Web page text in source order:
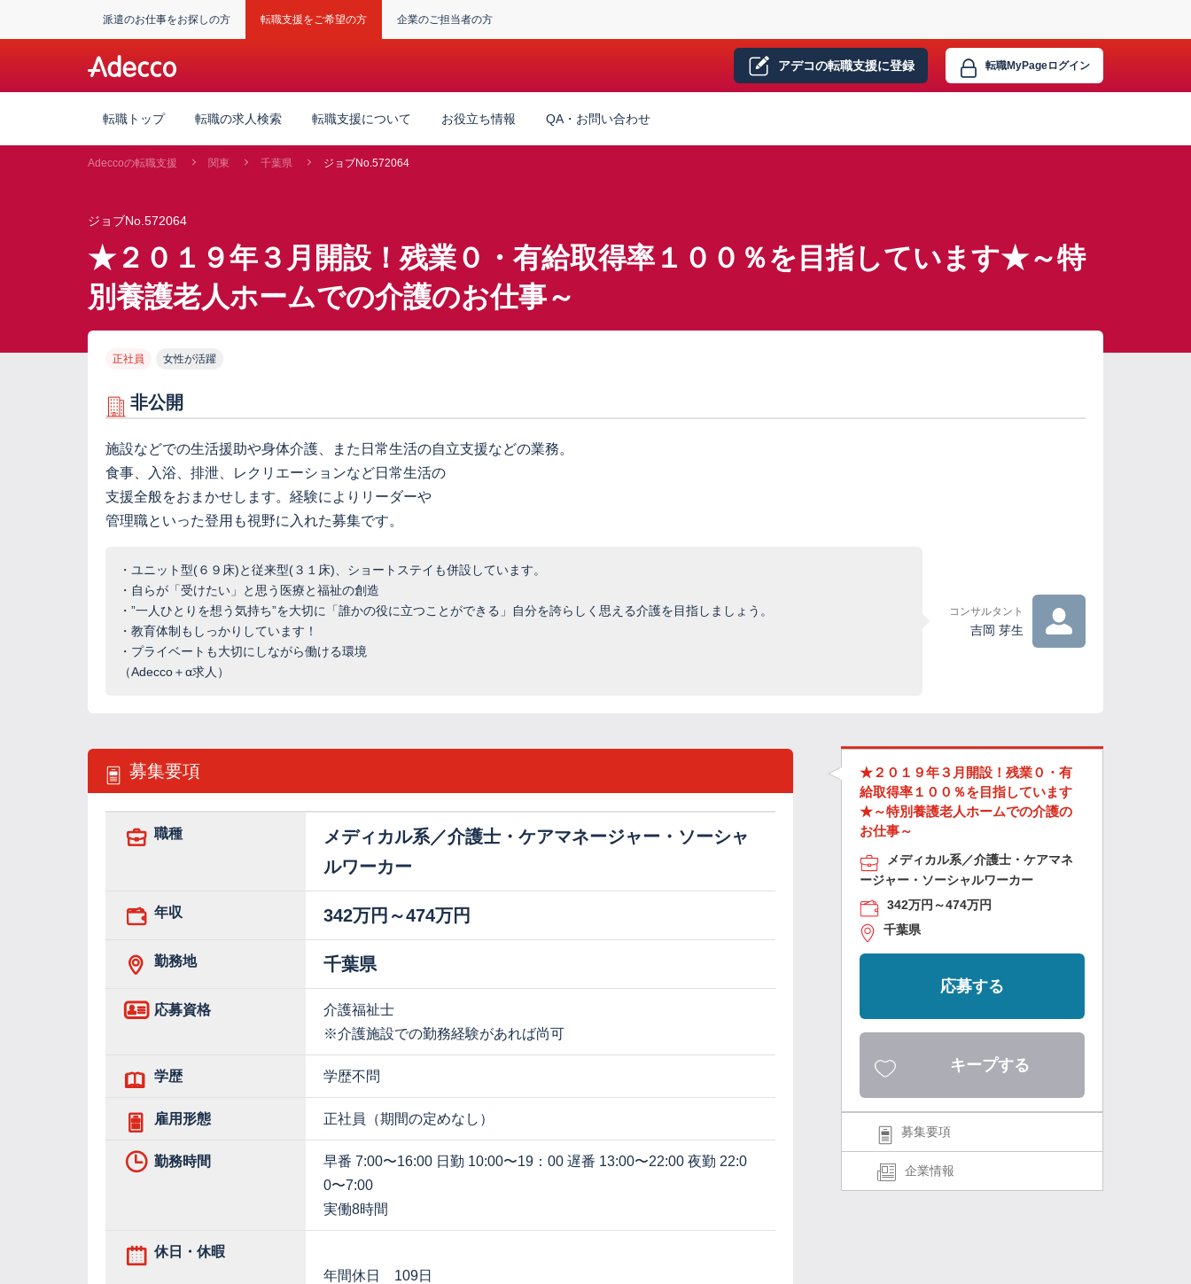
派遣のお仕事をお探しの方 転職支援をご希望の方 企業のご担当者の方
アデコの転職支援に登録 転職MyPageログイン
転職トップ 転職の求人検索 転職支援について お役立ち情報 QA・お問い合わせ
Adeccoの転職支援 関東 千葉県 ジョブNo.572064
ジョブNo.572064
★２０１９年３月開設！残業０・有給取得率１００％を目指しています★～特
別養護老人ホームでの介護のお仕事～
正社員 女性が活躍
非公開
施設などでの生活援助や身体介護、また日常生活の自立支援などの業務。
食事、入浴、排泄、レクリエーションなど日常生活の
支援全般をおまかせします。経験によりリーダーや
管理職といった登用も視野に入れた募集です。
・ユニット型(６９床)と従来型(３１床)、ショートステイも併設しています。
・自らが「受けたい」と思う医療と福祉の創造
・”一人ひとりを想う気持ち”を大切に「誰かの役に立つことができる」自分を誇らしく思える介護を目指しましょう。
・教育体制もしっかりしています！
・プライベートも大切にしながら働ける環境
（Adecco＋α求人）
コンサルタント
吉岡 芽生
募集要項
職種
メディカル系／介護士・ケアマネージャー・ソーシャ
ルワーカー
年収 342万円～474万円
勤務地 千葉県
応募資格
介護福祉士
※介護施設での勤務経験があれば尚可
学歴 学歴不問
雇用形態 正社員（期間の定めなし）
勤務時間
早番 7:00〜16:00 日勤 10:00〜19：00 遅番 13:00〜22:00 夜勤 22:0
0〜7:00
実働8時間
休日・休暇
年間休日 109日
★２０１９年３月開設！残業０・有
給取得率１００％を目指しています
★～特別養護老人ホームでの介護の
お仕事～
メディカル系／介護士・ケアマネ
ージャー・ソーシャルワーカー
342万円～474万円
千葉県
応募する
キープする
募集要項
企業情報